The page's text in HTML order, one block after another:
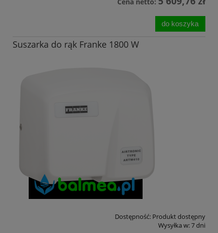
do koszyka
Suszarka do rąk Franke 1800 W
Dostępność: Produkt dostępny
Wysyłka w:7 dni